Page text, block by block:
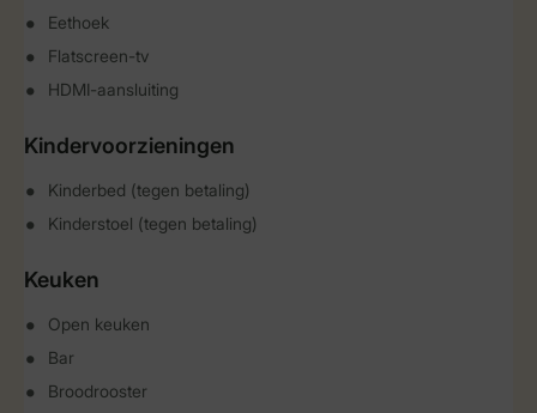
Eethoek
Flatscreen-tv
HDMI-aansluiting
Kindervoorzieningen
Kinderbed (tegen betaling)
Kinderstoel (tegen betaling)
Keuken
Open keuken
Bar
Broodrooster